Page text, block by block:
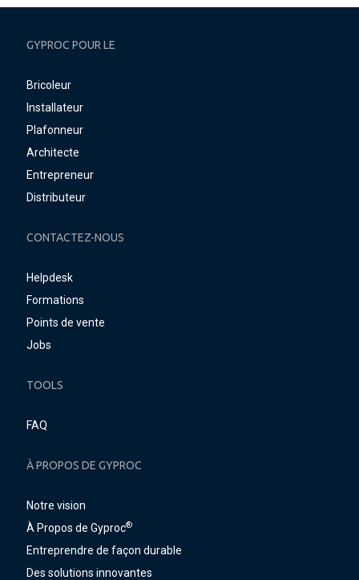
GYPROC POUR LE
Bricoleur
Installateur
Plafonneur
Architecte
Entrepreneur
Distributeur
CONTACTEZ-NOUS
Helpdesk
Formations
Points de vente
Jobs
TOOLS
FAQ
À PROPOS DE GYPROC
Notre vision
À Propos de Gyproc®
Entreprendre de façon durable
Des solutions innovantes